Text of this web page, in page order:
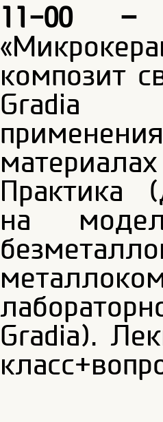
11-00 –
композит
Gradia
Практика
на
Gradia).